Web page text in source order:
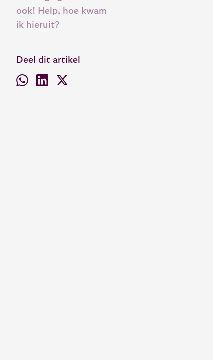
ook! Help, hoe kwam
ik hieruit?
Deel dit artikel